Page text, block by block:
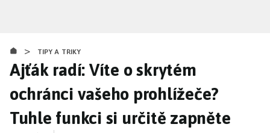
obsahu
> TIPY A TRIKY
Ajťák radí: Víte o skrytém
ochránci vašeho prohlížeče?
Tuhle funkci si určitě zapněte